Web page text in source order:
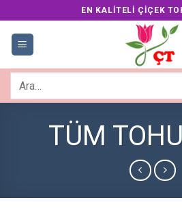
to
content
EN KALITELI ÇIÇEK
TÜM